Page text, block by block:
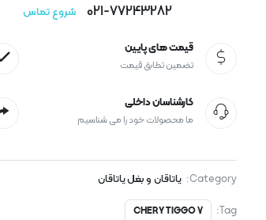
021-77243282 شروع تماس
قیمت های پایین
تضمین تطابق قیمت
کارشناسان داخلی
ما محصولات خود را می شناسیم
Category: یاتاقان و بغل یاتاقان
Tag:
CHERY TIGGO 7